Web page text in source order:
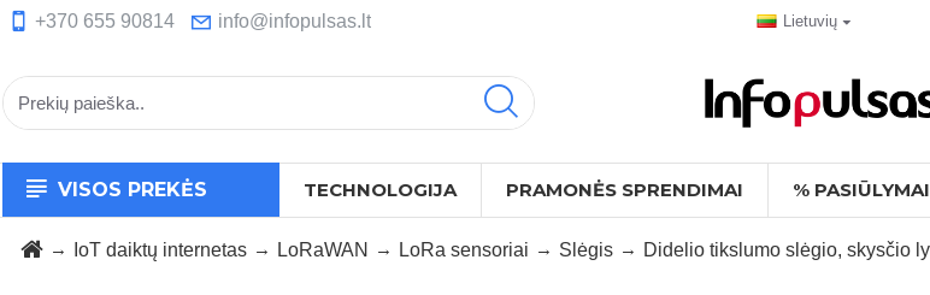
+370 655 90814 info@infopulsas.lt Lietuvių
VISOS PREKĖS TECHNOLOGIJA PRAMONĖS SPRENDIMAI % PASIŪLYMAI
IoT daiktų internetas LoRaWAN LoRa sensoriai Slėgis Didelio tikslumo slėgio, skysčio